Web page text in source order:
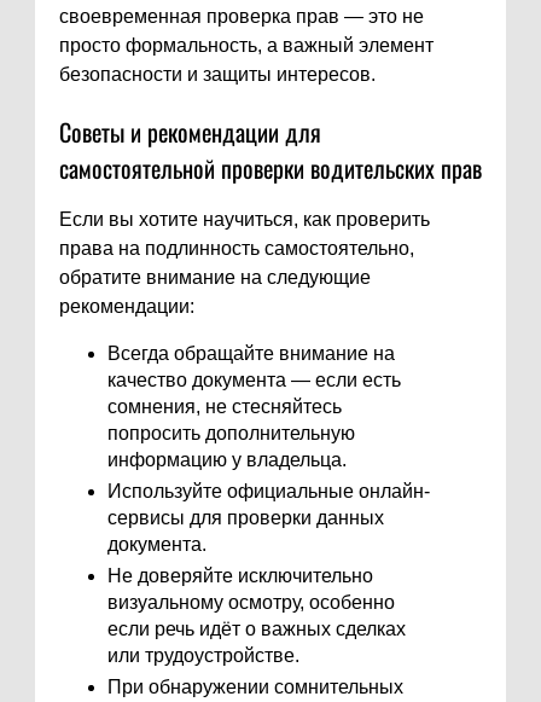
своевременная проверка прав — это не
просто формальность, а важный элемент
безопасности и защиты интересов.
Советы и рекомендации для
самостоятельной проверки водительских прав
Если вы хотите научиться, как проверить
права на подлинность самостоятельно,
обратите внимание на следующие
рекомендации:
Всегда обращайте внимание на
качество документа — если есть
сомнения, не стесняйтесь
попросить дополнительную
информацию у владельца.
Используйте официальные онлайн-
сервисы для проверки данных
документа.
Не доверяйте исключительно
визуальному осмотру, особенно
если речь идёт о важных сделках
или трудоустройстве.
При обнаружении сомнительных